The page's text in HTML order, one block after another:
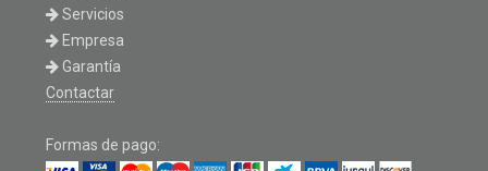
Servicios
Empresa
Garantía
Contactar
Formas de pago: